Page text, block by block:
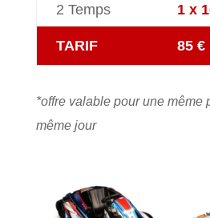
2 Temps 1 x
TARIF 85 €
*offre valable pour une même
même jour